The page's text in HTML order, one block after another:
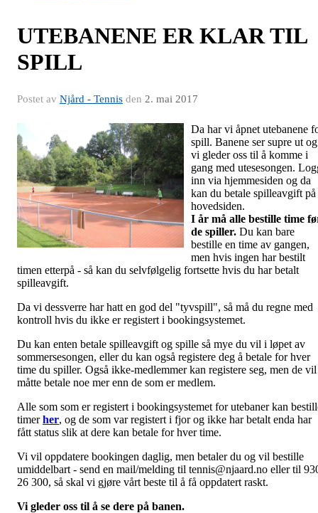
UTEBANENE ER KLAR TIL
SPILL
Postet av Njård - Tennis den 2. mai 2017
Da har vi åpnet utebanene
spill. Banene ser supre ut og
vi gleder oss til å komme i
gang med utesesongen.
inn via hjemmesiden og da
kan du betale spilleavgift på
hovedsiden.
I år må alle bestille time
de spiller. Du kan bare
bestille en time av gangen,
men hvis ingen har bestilt
timen etterpå - så kan du selvfølgelig fortsette hvis du har betalt
spilleavgift.
Da vi dessverre har hatt en god del "tyvspill", så må du regne med
kontroll hvis du ikke er registert i bookingsystemet.
Du kan enten betale spilleavgift og spille så mye du vil i løpet av
sommersesongen, eller du kan også registere deg å betale for hver
time du spiller. Også ikke-medlemmer kan registere seg, men de vil
måtte betale noe mer enn de som er medlem.
Alle som som er registert i bookingsystemet for utebaner kan
timerher, og de som var registert i fjor og ikke har betalt enda har
fått status slik at dere kan betale for hver time.
Vi vil oppdatere bookingen daglig, men betaler du og vil bestille
umiddelbart - send en mail/melding til tennis@njaard.no eller til
26 300, så skal vi gjøre vårt beste til å få oppdatert raskt.
Vi gleder oss til å se dere på banen.